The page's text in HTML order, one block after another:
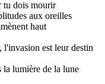
tu dois mourir
aux oreilles
haut
l'invasion est leur destin
la lumière de la lune